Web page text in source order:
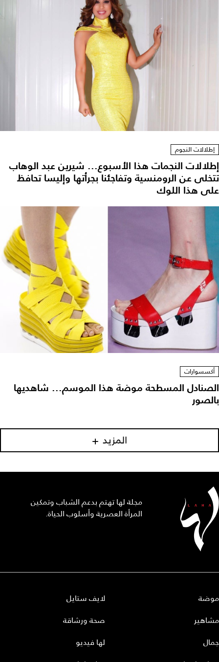
إطلالات النجوم
إطلالات النجمات هذا الأسبوع... شيرين عبد الوهاب
تتخلى عن الرومنسية وتفاجئنا بجرأتها وإليسا تحافظ
على هذا اللوك
أكسسوارات
الصنادل المسطحة موضة هذا الموسم... شاهديها
بالصور
المزيد
مجلة لها تهتم بدعم الشباب وتمكين
المرأة العصرية وأسلوب الحياة.
موضة
مشاهير
جمال
لايف ستايل
صحة ورشاقة
لها فيديو